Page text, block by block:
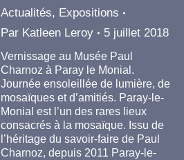
Actualités, Expositions
Par Katleen Leroy 5 juillet 2018
Vernissage au Musée Paul
Charnoz à Paray le Monial.
Journée ensoleillée de lumière, de
mosaïques et d’amitiés. Paray-le-
Monial est l’un des rares lieux
consacrés à la mosaïque. Issu de
l’héritage du savoir-faire de Paul
Charnoz, depuis 2011 Paray-le-